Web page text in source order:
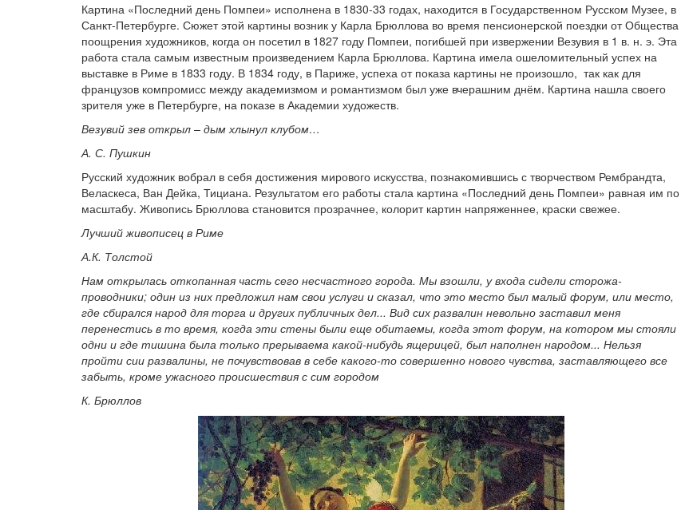
Картина «Последний день Помпеи» исполнена в 1830-33 годах, находится в Государственном Русском Музее, в
Санкт-Петербурге. Сюжет этой картины возник у Карла Брюллова во время пенсионерской поездки от Общества
поощрения художников, когда он посетил в 1827 году Помпеи, погибшей при извержении Везувия в 1 в. н. э. Эта
работа стала самым известным произведением Карла Брюллова. Картина имела ошеломительный успех на
выставке в Риме в 1833 году. В 1834 году, в Париже, успеха от показа картины не произошло, так как для
французов компромисс между академизмом и романтизмом был уже вчерашним днём. Картина нашла своего
зрителя уже в Петербурге, на показе в Академии художеств.
Везувий зев открыл – дым хлынул клубом…
А. С. Пушкин
Русский художник вобрал в себя достижения мирового искусства, познакомившись с творчеством Рембрандта,
Веласкеса, Ван Дейка, Тициана. Результатом его работы стала картина «Последний день Помпеи» равная им по
масштабу. Живопись Брюллова становится прозрачнее, колорит картин напряженнее, краски свежее.
Лучший живописец в Риме
А.К. Толстой
Нам открылась откопанная часть сего несчастного города. Мы взошли, у входа сидели сторожа-
проводники; один из них предложил нам свои услуги и сказал, что это место был малый форум, или место,
где сбирался народ для торга и других публичных дел... Вид сих развалин невольно заставил меня
перенестись в то время, когда эти стены были еще обитаемы, когда этот форум, на котором мы стояли
одни и где тишина была только прерываема какой-нибудь ящерицей, был наполнен народом... Нельзя
пройти сии развалины, не почувствовав в себе какого-то совершенно нового чувства, заставляющего все
забыть, кроме ужасного происшествия с сим городом
К. Брюллов